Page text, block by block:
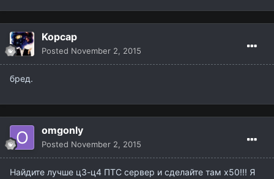
Kopcap
Posted November 2, 2015
бред.
omgonly
Posted November 2, 2015
Найдите лучше ц3-ц4 ПТС сервер и сделайте там х50!!! Я